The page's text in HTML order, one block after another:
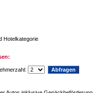
Hotelkategorie